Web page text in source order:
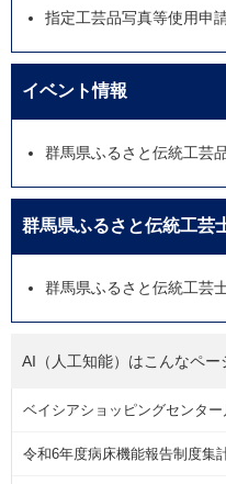
指定工芸品写真等使用申
イベント情報
群馬県ふるさと伝統工芸
群馬県ふるさと伝統工芸
群馬県ふるさと伝統工芸
AI（人工知能）はこんなペー
ベイシアショッピングセンター
令和6年度病床機能報告制度集